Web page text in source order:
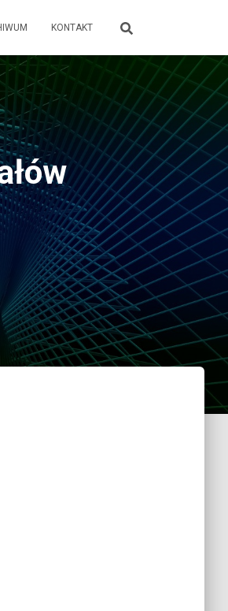
KONTAKT